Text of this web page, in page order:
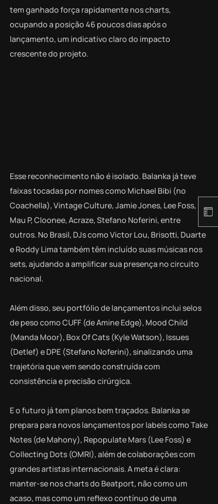
tem ganhado força rapidamente nos charts,
ocupando a posição 46 poucos dias após o
lançamento, um indicativo claro do impacto
crescente do projeto.
Esse reconhecimento não é isolado. Balanka já teve
faixas tocadas por nomes como Michael Bibi (no
Coachella), Vintage Culture, Jamie Jones, Lee Foss,
Mau P, Cloonee, Acraze, Stefano Noferini, entre
outros. No Brasil, DJs como Victor Lou, Brisotti, Duarte
e Roddy Lima também têm incluído suas músicas nos
sets, ajudando a amplificar sua presença no circuito
nacional.
Além disso, seu portfólio de lançamentos inclui selos
de peso como CUFF (de Amine Edge), Mood Child
(Manda Moor), Box Of Cats (Kyle Watson), Issues
(Detlef) e DPE (Stefano Noferini), sinalizando uma
trajetória que vem sendo construída com
consistência e precisão cirúrgica.
E o futuro já tem planos bem traçados. Balanka se
prepara para novos lançamentos por labels como Take
Notes (de Mahony), Repopulate Mars (Lee Foss) e
Collecting Dots (OMRI), além de colaborações com
grandes artistas internacionais. A meta é clara:
manter-se nos charts do Beatport, não como um
acaso, mas como um reflexo contínuo de uma